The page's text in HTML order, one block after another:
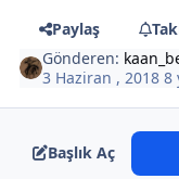
Paylaş
Gönderen:
3 Haziran , 20188
Başlık Aç